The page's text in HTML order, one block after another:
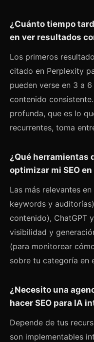
¿Cuánto tiempo
en ver resultados
Los primeros
citado en Perplexity
pueden verse en 3 a
contenido
profunda, que es lo
recurrentes, toma
¿Qué herramientas
optimizar mi SEO
Las más relevantes
keywords y
contenido), ChatGPT
visibilidad y
(para monitorear
sobre tu categoría en
¿Necesito una
hacer SEO para IA
Depende de tus
son implementables